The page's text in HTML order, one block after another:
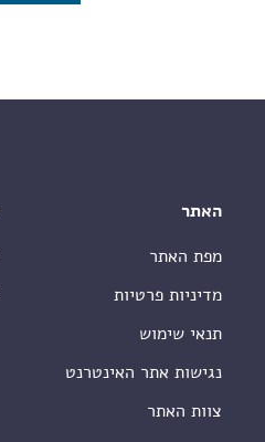
האתר
מפת האתר
מדיניות פרטיות
תנאי שימוש
נגישות אתר האינטרנט
צוות האתר